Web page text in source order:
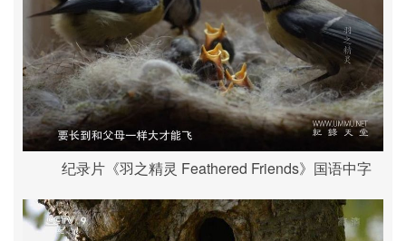
纪录片《羽之精灵 Feathered Friends》国语中字